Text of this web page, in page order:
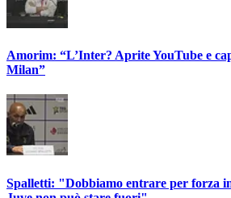
Amorim: “L’Inter? Aprite YouTube e
Milan”
Spalletti: "Dobbiamo entrare per forza